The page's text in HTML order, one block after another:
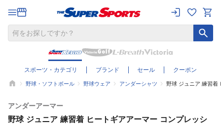
スポーツ・カテゴリ ブランド セール クーポン
野球・ソフトボール 野球ウェア アンダーシャツ 野球 ジュニア 練習着
アンダーアーマー
野球 ジュニア 練習着 ヒートギアアーマー コンプレッシ